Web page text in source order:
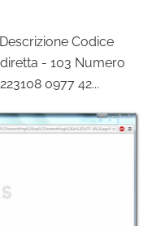
Codice
- 103 Numero
0977 42...